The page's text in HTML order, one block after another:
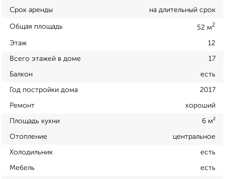
Срок аренды на длительный срок
Общая площадь 52 м2
Этаж 12
Всего этажей в доме 17
Балкон есть
Год постройки дома 2017
Ремонт хороший
Площадь кухни 6 м²
Отопление центральное
Холодильник есть
Мебель есть